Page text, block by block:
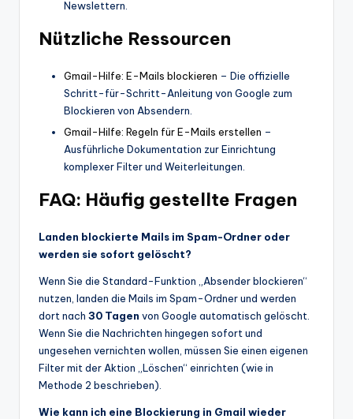
Newslettern.
Nützliche Ressourcen
Gmail-Hilfe: E-Mails blockieren – Die offizielle
Schritt-für-Schritt-Anleitung von Google zum
Blockieren von Absendern.
Gmail-Hilfe: Regeln für E-Mails erstellen –
Ausführliche Dokumentation zur Einrichtung
komplexer Filter und Weiterleitungen.
FAQ: Häufig gestellte Fragen
Landen blockierte Mails im Spam-Ordner oder
werden sie sofort gelöscht?
Wenn Sie die Standard-Funktion „Absender blockieren“
nutzen, landen die Mails im Spam-Ordner und werden
dort nach 30 Tagen von Google automatisch gelöscht.
Wenn Sie die Nachrichten hingegen sofort und
ungesehen vernichten wollen, müssen Sie einen eigenen
Filter mit der Aktion „Löschen“ einrichten (wie in
Methode 2 beschrieben).
Wie kann ich eine Blockierung in Gmail wieder